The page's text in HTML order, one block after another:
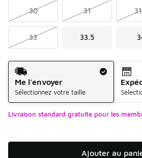
30 31
33 33.5
Mode d'expédition
Me l'envoyer
Sélectionnez votre taille
Livraison standard gratuite pour les
Ajouter au